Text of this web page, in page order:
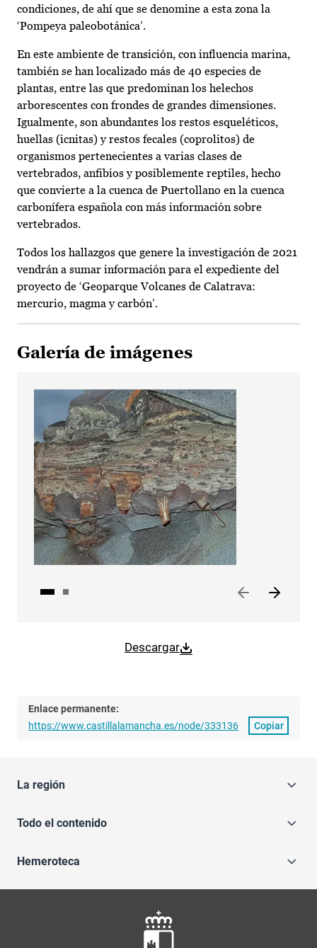
condiciones, de ahí que se denomine a esta zona la
‘Pompeya paleobotánica’.
En este ambiente de transición, con influencia marina,
también se han localizado más de 40 especies de
plantas, entre las que predominan los helechos
arborescentes con frondes de grandes dimensiones.
Igualmente, son abundantes los restos esqueléticos,
huellas (icnitas) y restos fecales (coprolitos) de
organismos pertenecientes a varias clases de
vertebrados, anfibios y posiblemente reptiles, hecho
que convierte a la cuenca de Puertollano en la cuenca
carbonífera española con más información sobre
vertebrados.
Todos los hallazgos que genere la investigación de 2021
vendrán a sumar información para el expediente del
proyecto de ‘Geoparque Volcanes de Calatrava:
mercurio, magma y carbón’.
Galería de imágenes
Descargar
Enlace permanente:
https://www.castillalamancha.es/node/333136
Copiar
La región
Todo el contenido
Hemeroteca